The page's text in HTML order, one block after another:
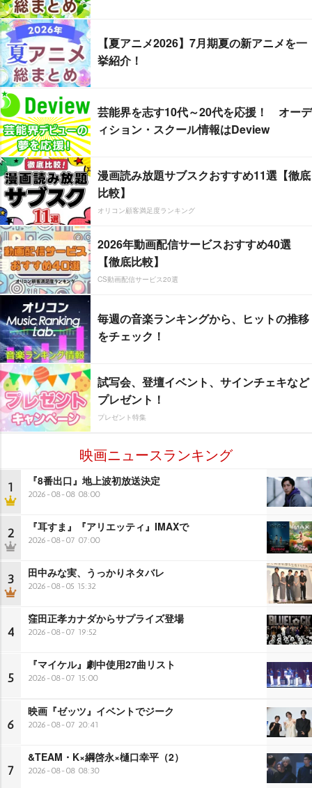
【夏アニメ2026】7月期夏の新アニメを一
挙紹介！
芸能界を志す10代～20代を応援！ オーデ
ィション・スクール情報はDeview
漫画読み放題サブスクおすすめ11選【徹底
比較】
オリコン顧客満足度ランキング
2026年動画配信サービスおすすめ40選
【徹底比較】
CS動画配信サービス20選
毎週の音楽ランキングから、ヒットの推移
をチェック！
試写会、登壇イベント、サインチェキなど
プレゼント！
プレゼント特集
映画ニュースランキング
1 『8番出口』地上波初放送決定
2026-08-08 08:00
2 『耳すま』『アリエッティ』IMAXで
2026-08-07 07:00
3 田中みな実、うっかりネタバレ
2026-08-05 15:32
4
窪田正孝カナダからサプライズ登場
2026-08-07 19:52
5
『マイケル』劇中使用27曲リスト
2026-08-07 15:00
6
映画『ゼッツ』イベントでジーク
2026-08-07 20:41
7
&TEAM・K×綱啓永×樋口幸平（2）
2026-08-08 08:30